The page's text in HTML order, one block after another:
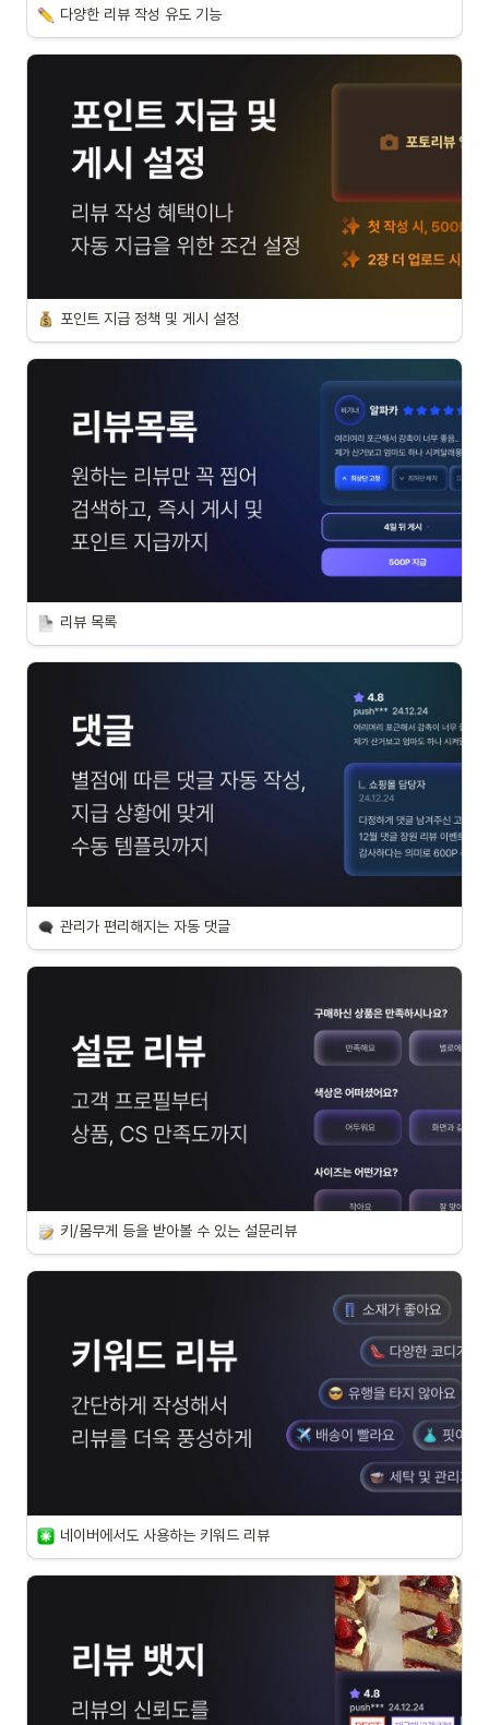
다양한 리뷰 작성 유도 기능
포인트 지급 정책 및 게시 설정
리뷰 목록
관리가 편리해지는 자동 댓글
키/몸무게 등을 받아볼 수 있는 설문리뷰
네이버에서도 사용하는 키워드 리뷰